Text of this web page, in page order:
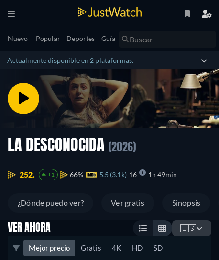
Nuevo Popular Deportes Guía
Actualmente disponible en 2 plataformas.
LA DESCONOCIDA (2026)
252. +1 66% 5.5 (3.1k) 16 1h 49min
¿Dónde puedo ver? Ver gratis Sinopsis
VER AHORA 🇪🇸
Mejor precio Gratis 4K HD SD